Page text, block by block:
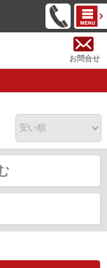
お問合せ